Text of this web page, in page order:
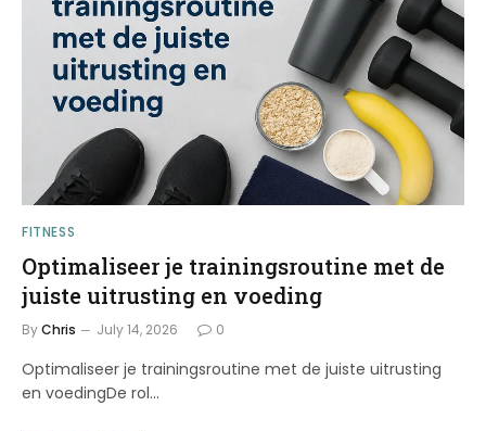
FITNESS
Optimaliseer je trainingsroutine met de
juiste uitrusting en voeding
ByChris July 14, 2026 0
Optimaliseer je trainingsroutine met de juiste uitrusting
en voedingDe rol…